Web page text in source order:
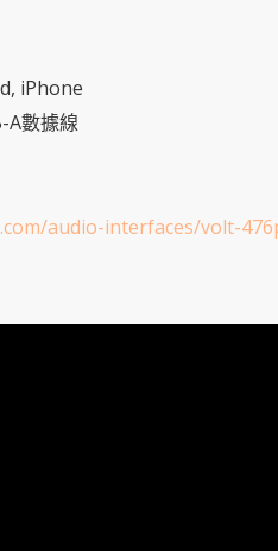
iPhone
A數據線
audio-interfaces/volt-